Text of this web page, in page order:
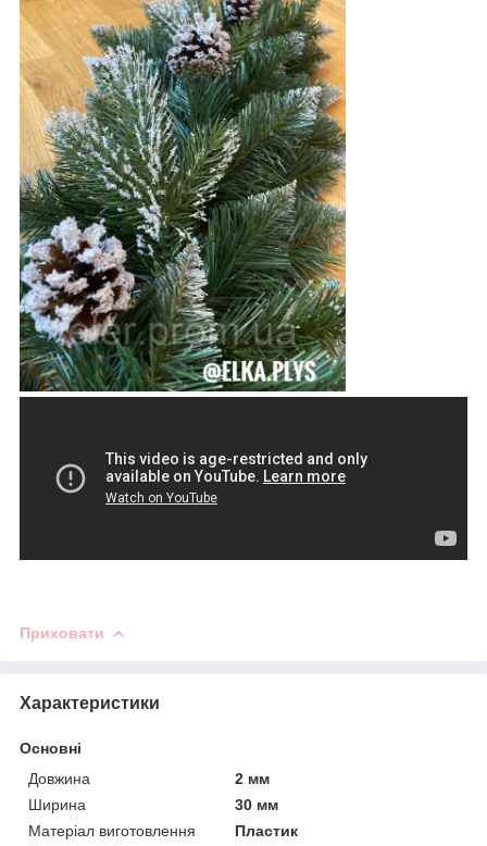
Приховати
Характеристики
Основні
Довжина
2 мм
Ширина
30 мм
Матеріал виготовлення
Пластик